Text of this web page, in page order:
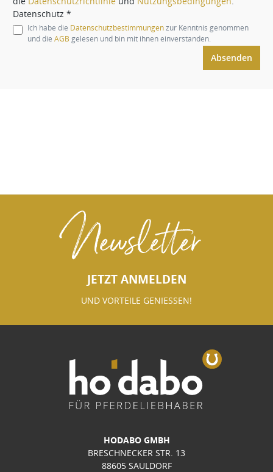
Datenschutz *
Ich habe die Datenschutzbestimmungenzur Kenntnis genommen
und die AGB gelesen und bin mit ihnen einverstanden.
Absenden
Newsletter
JETZT ANMELDEN
UND VORTEILE GENIESSEN!
HODABO GMBH
BRESCHNECKER STR. 13
88605 SAULDORF